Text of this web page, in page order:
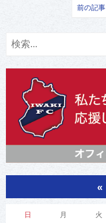
前の記事
«
日 月 火